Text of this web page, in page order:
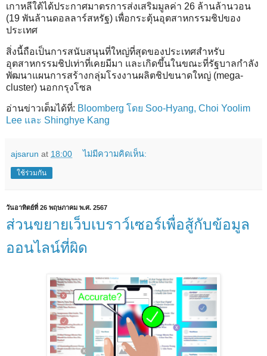
เกาหลีใต้ได้ประกาศมาตรการส่งเสริมมูลค่า 26 ล้านล้านวอน
(19 พันล้านดอลลาร์สหรัฐ) เพื่อกระตุ้นอุตสาหกรรมชิปของ
ประเทศ
สิ่งนี้ถือเป็นการสนับสนุนที่ใหญ่ที่สุดของประเทศสำหรับ
อุตสาหกรรมชิปเท่าที่เคยมีมา และเกิดขึ้นในขณะที่รัฐบาลกำลัง
พัฒนาแผนการสร้างกลุ่มโรงงานผลิตชิปขนาดใหญ่ (mega-
cluster) นอกกรุงโซล
อ่านข่าวเต็มได้ที่: Bloomberg โดย Soo-Hyang, Choi Yoolim
Lee และ Shinghye Kang
ajsarun at 18:00 ไม่มีความคิดเห็น:
ใช้ร่วมกัน
วันอาทิตย์ที่ 26 พฤษภาคม พ.ศ. 2567
ส่วนขยายเว็บเบราว์เซอร์เพื่อสู้กับข้อมูล
ออนไลน์ที่ผิด